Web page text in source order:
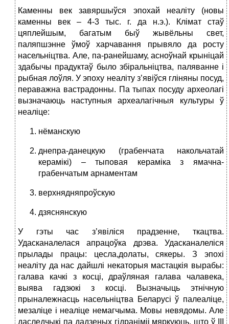
Каменны век завяршыўся эпохай неаліту (новы
каменны век – 4-3 тыс. г. да н.э.). Клімат стаў
цяплейшым, багатым быў жывёльны свет,
паляпшэнне ўмоў харчавання прывяло да росту
насельніцтва. Але, па-ранейшаму, асноўнай крыніцай
здабычы прадуктаў было збіральніцтва, паляванне і
рыбная лоўля. У эпоху неаліту з’явіўся гліняны посуд,
пераважна вастрадонны. Па тыпах посуду археолагі
вызначаюць наступныя археалагічныя культуры ў
неаліце:
нёманскую
днепра-данецкую (грабенчата накольчатай
керамікі) – тыповая кераміка з ямачна-
грабенчатым арнаментам
верхнядняпроўскую
дзяснянскую
У гэты час з’явіліся прадзенне, ткацтва.
Удасканалелася апрацоўка дрэва. Удасканалеліся
прылады працы: цесла,долаты, сякеры. З эпохі
неаліту да нас дайшлі некаторыя мастацкія вырабы:
галава качкі з косці, драўляная галава чалавека,
выява гадзюкі з косці. Вызначыць этнічную
прыналежнасць насельніцтва Беларусі ў палеаліце,
мезаліце і неаліце немагчыма. Мовы невядомы. Але
даследчыкі па дадзеных гідраніміі мяркуюць, што ў ІІІ